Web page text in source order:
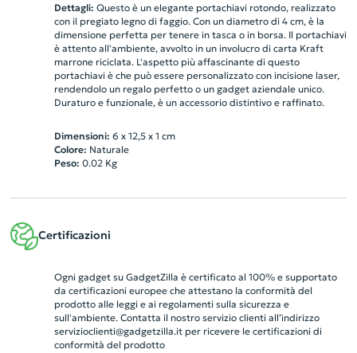
Dettagli: Questo è un elegante portachiavi rotondo, realizzato
con il pregiato legno di faggio. Con un diametro di 4 cm, è la
dimensione perfetta per tenere in tasca o in borsa. Il portachiavi
è attento all'ambiente, avvolto in un involucro di carta Kraft
marrone riciclata. L'aspetto più affascinante di questo
portachiavi è che può essere personalizzato con incisione laser,
rendendolo un regalo perfetto o un gadget aziendale unico.
Duraturo e funzionale, è un accessorio distintivo e raffinato.
Dimensioni: 6 x 12,5 x 1 cm
Colore: Naturale
Peso: 0.02 Kg
Certificazioni
Ogni gadget su GadgetZilla è certificato al 100% e supportato
da certificazioni europee che attestano la conformità del
prodotto alle leggi e ai regolamenti sulla sicurezza e
sull'ambiente. Contatta il nostro servizio clienti all’indirizzo
servizioclienti@gadgetzilla.itper ricevere le certificazioni di
conformità del prodotto